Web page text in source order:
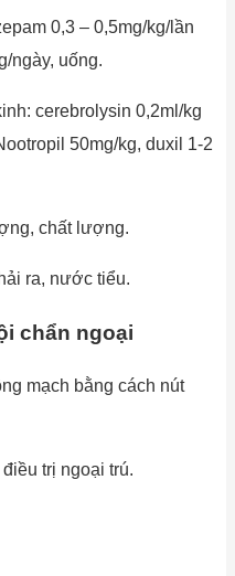
0,3 – 0,5mg/kg/lần
ngày, uống.
cerebrolysin 0,2ml/kg
50mg/kg, duxil 1-2
chất lượng.
ra, nước tiểu.
chẩn ngoại
mạch bằng cách nút
trị ngoại trú.